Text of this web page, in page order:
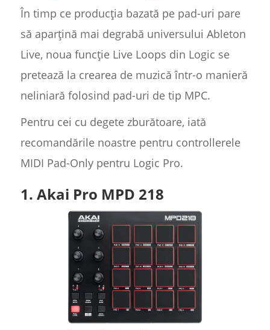
În timp ce producția bazată pe pad-uri pare
să aparțină mai degrabă universului Ableton
Live, noua funcție Live Loops din Logic se
pretează la crearea de muzică într-o manieră
neliniară folosind pad-uri de tip MPC.
Pentru cei cu degete zburătoare, iată
recomandările noastre pentru controllerele
MIDI Pad-Only pentru Logic Pro.
1. Akai Pro MPD 218